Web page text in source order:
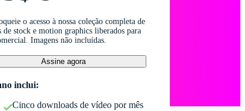
o acesso à nossa coleção completa de
de stock e motion graphics liberados para
Imagens não incluídas.
Assine agora
inclui:
Cinco downloads de vídeo por mês